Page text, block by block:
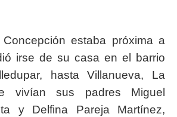
estaba próxima a
irse de su casa en el barrio
hasta Villanueva, La
vivían sus padres Miguel
y Delfina Pareja Martínez,